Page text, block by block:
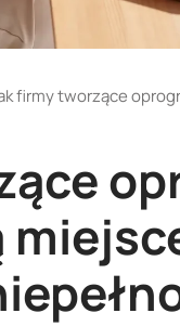
firmy tworzące